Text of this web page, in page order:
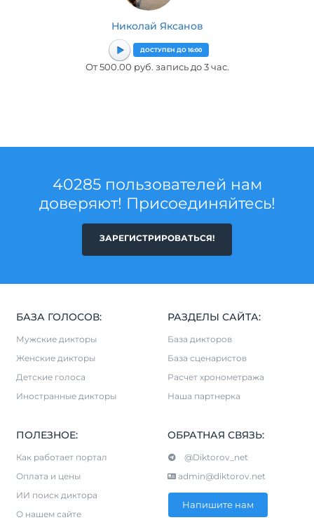
Николай Яксанов
ДОСТУПЕН ДО 16:00
От 500.00 руб. запись до 3 час.
40285 пользователей нам
доверяют! Присоединяйтесь!
ЗАРЕГИСТРИРОВАТЬСЯ!
БАЗА ГОЛОСОВ:
Мужские дикторы
Женские дикторы
Детские голоса
Иностранные дикторы
РАЗДЕЛЫ САЙТА:
База дикторов
База сценаристов
Расчет хронометража
Наша партнерка
ПОЛЕЗНОЕ:
Как работает портал
Оплата и цены
ИИ поиск диктора
О нашем сайте
ОБРАТНАЯ СВЯЗЬ:
@Diktorov_net
admin@diktorov.net
Напишите нам